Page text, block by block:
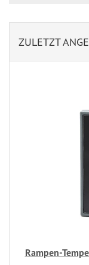
ZULETZT
Rampen-